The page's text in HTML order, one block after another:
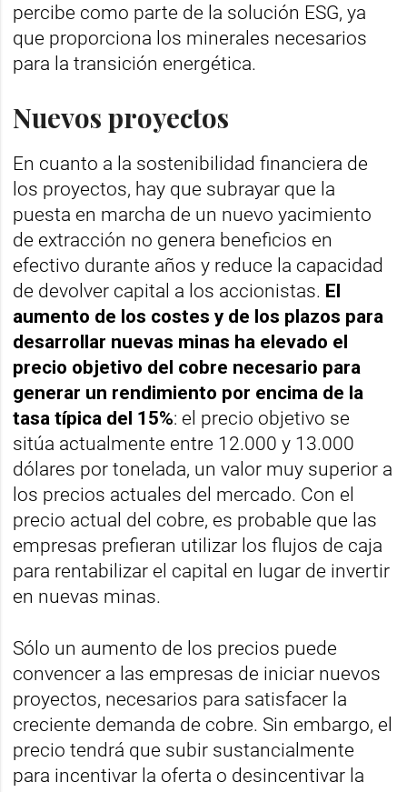
percibe como parte de la solución ESG, ya
que proporciona los minerales necesarios
para la transición energética.
Nuevos proyectos
En cuanto a la sostenibilidad financiera de
los proyectos, hay que subrayar que la
puesta en marcha de un nuevo yacimiento
de extracción no genera beneficios en
efectivo durante años y reduce la capacidad
de devolver capital a los accionistas. El
aumento de los costes y de los plazos para
desarrollar nuevas minas ha elevado el
precio objetivo del cobre necesario para
generar un rendimiento por encima de la
tasa típica del 15%: el precio objetivo se
sitúa actualmente entre 12.000 y 13.000
dólares por tonelada, un valor muy superior a
los precios actuales del mercado. Con el
precio actual del cobre, es probable que las
empresas prefieran utilizar los flujos de caja
para rentabilizar el capital en lugar de invertir
en nuevas minas.
Sólo un aumento de los precios puede
convencer a las empresas de iniciar nuevos
proyectos, necesarios para satisfacer la
creciente demanda de cobre. Sin embargo, el
precio tendrá que subir sustancialmente
para incentivar la oferta o desincentivar la